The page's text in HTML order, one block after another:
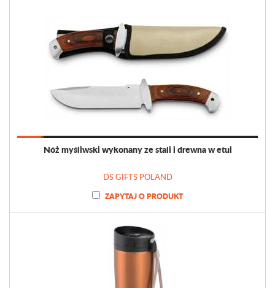
Nóż myśliwski wykonany ze stali i drewna w etui
DS GIFTS POLAND
ZAPYTAJ O PRODUKT